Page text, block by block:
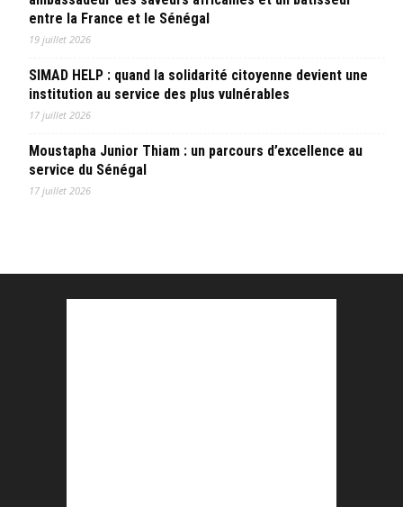
entre la France et le Sénégal
19 juillet 2026
SIMAD HELP : quand la solidarité citoyenne devient une
institution au service des plus vulnérables
17 juillet 2026
Moustapha Junior Thiam : un parcours d’excellence au
service du Sénégal
17 juillet 2026